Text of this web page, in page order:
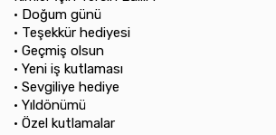
•⁠ ⁠Doğum günü
•⁠ ⁠Teşekkür hediyesi
•⁠ ⁠Geçmiş olsun
•⁠ ⁠Yeni iş kutlaması
•⁠ ⁠Sevgiliye hediye
•⁠ ⁠Yıldönümü
•⁠ ⁠Özel kutlamalar